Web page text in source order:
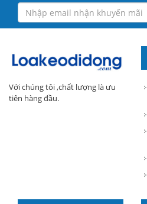
Với chúng tôi ,chất lượng là ưu
tiên hàng đầu.